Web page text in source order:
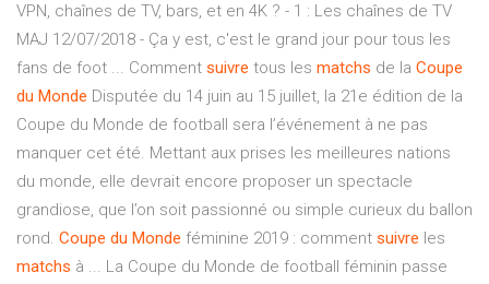
VPN, chaînes de TV, bars, et en 4K ? - 1 : Les chaînes de TV
MAJ 12/07/2018 - Ça y est, c'est le grand jour pour tous les
fans de foot ... Comment suivre tous les matchs de la Coupe
du Monde Disputée du 14 juin au 15 juillet, la 21e édition de la
Coupe du Monde de football sera l’événement à ne pas
manquer cet été. Mettant aux prises les meilleures nations
du monde, elle devrait encore proposer un spectacle
grandiose, que l’on soit passionné ou simple curieux du ballon
rond. Coupe du Monde féminine 2019 : comment suivre les
matchs à ... La Coupe du Monde de football féminin passe